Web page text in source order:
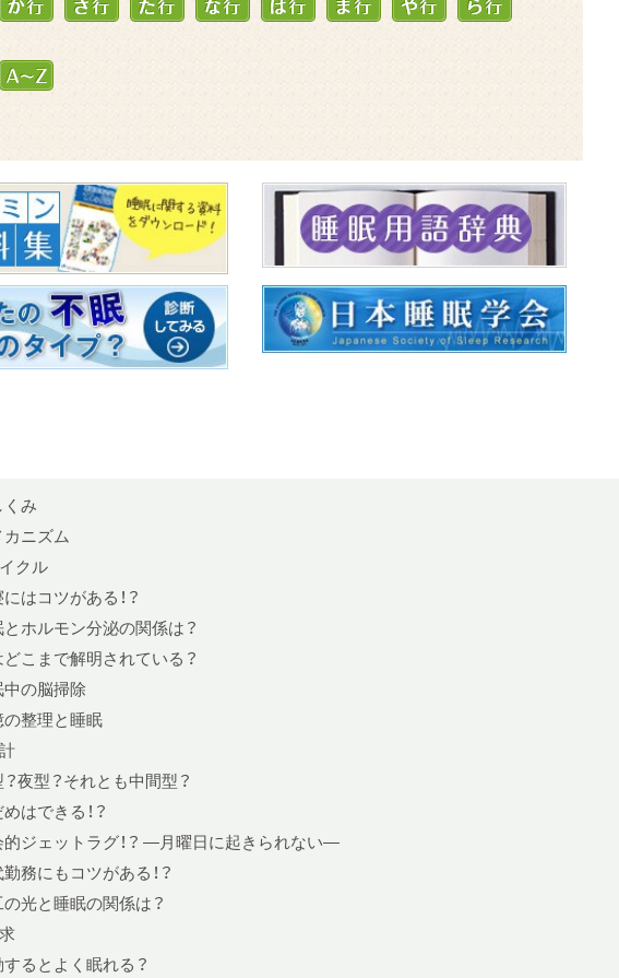
くみ
カニズム
クル
はコツがある！？
ホルモン分泌の関係は？
こまで解明されている？
の脳掃除
整理と睡眠
夜型？それとも中間型？
はできる！？
ジェットラグ！？ —月曜日に起きられない—
務にもコツがある！？
光と睡眠の関係は？
るとよく眠れる？